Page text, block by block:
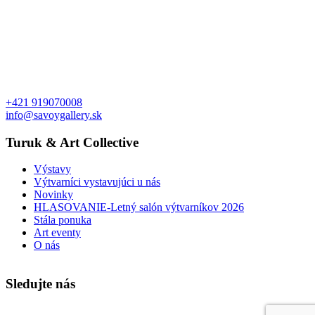
+421 919070008
info@savoygallery.sk
Turuk & Art Collective
Výstavy
Výtvarníci vystavujúci u nás
Novinky
HLASOVANIE-Letný salón výtvarníkov 2026
Stála ponuka
Art eventy
O nás
Sledujte nás